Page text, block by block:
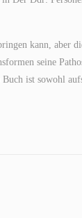
kann, aber
seine
ist sowohl